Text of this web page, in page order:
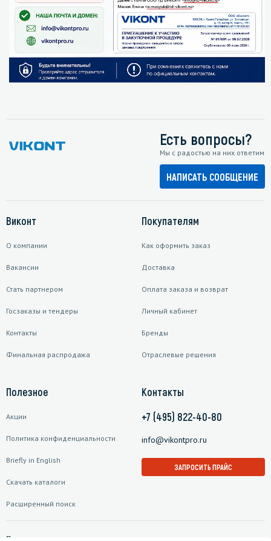
Есть вопросы?
Мы с радостью на них ответим
НАПИСАТЬ СООБЩЕНИЕ
Виконт
О компании
Вакансии
Стать партнером
Госзаказы и тендеры
Контакты
Финальная распродажа
Покупателям
Как оформить заказ
Доставка
Оплата заказа и возврат
Личный кабинет
Бренды
Отраслевые решения
Полезное
Акции
Политика конфиденциальности
Briefly in English
Скачать каталоги
Расширенный поиск
Контакты
+7 (495) 822-40-80
info@vikontpro.ru
ЗАПРОСИТЬ ПРАЙС
Подписаться на рассылку